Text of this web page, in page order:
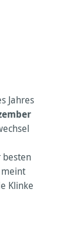
Jahres
besten
meint
Klinke